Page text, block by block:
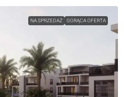
NA SPRZEDAŻ GORĄCA OFERTA